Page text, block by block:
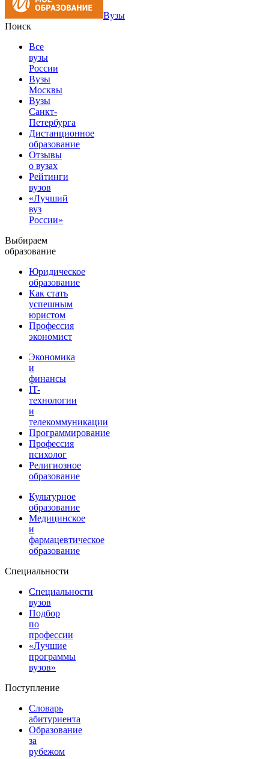
Вузы
Поиск
Все
вузы
России
Вузы
Москвы
Вузы
Санкт-
Петербурга
Дистанционное
образование
Отзывы
о вузах
Рейтинги
вузов
«Лучший
вуз
России»
Выбираем
образование
Юридическое
образование
Как стать
успешным
юристом
Профессия
экономист
Экономика
и
финансы
IT-
технологии
и
телекоммуникации
Программирование
Профессия
психолог
Религиозное
образование
Культурное
образование
Медицинское
и
фармацевтическое
образование
Специальности
Специальности
вузов
Подбор
по
профессии
«Лучшие
программы
вузов»
Поступление
Словарь
абитуриента
Образование
за
рубежом